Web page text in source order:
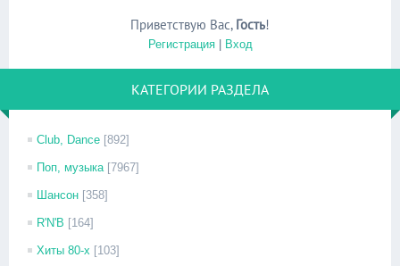
Приветствую Вас, Гость!
Регистрация| Вход
КАТЕГОРИИ РАЗДЕЛА
Club, Dance [892]
Поп, музыка [7967]
Шансон [358]
R'N'B [164]
Хиты 80-х [103]